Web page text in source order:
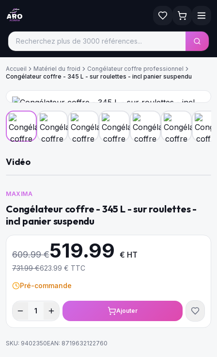
Accueil Matériel du froid
Congélateur coffre professionnel
Congélateur coffre - 345 L - sur roulettes - incl panier suspendu
Vidéo
MAXIMA
Congélateur coffre - 345 L - sur roulettes -
incl panier suspendu
609.99€519.99 € HT
731.99€623.99 € TTC
Pré-commande
1 Ajouter
SKU: 9402350EAN: 8719632122760